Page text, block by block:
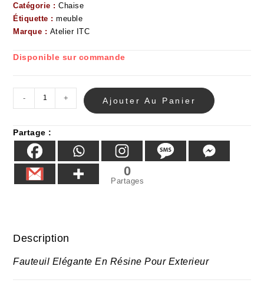
Catégorie :Chaise
Étiquette :meuble
Marque : Atelier ITC
Disponible sur commande
- + Ajouter Au Panier
Partage :
0
Partages
Description
Fauteuil Elégante En Résine Pour Exterieur